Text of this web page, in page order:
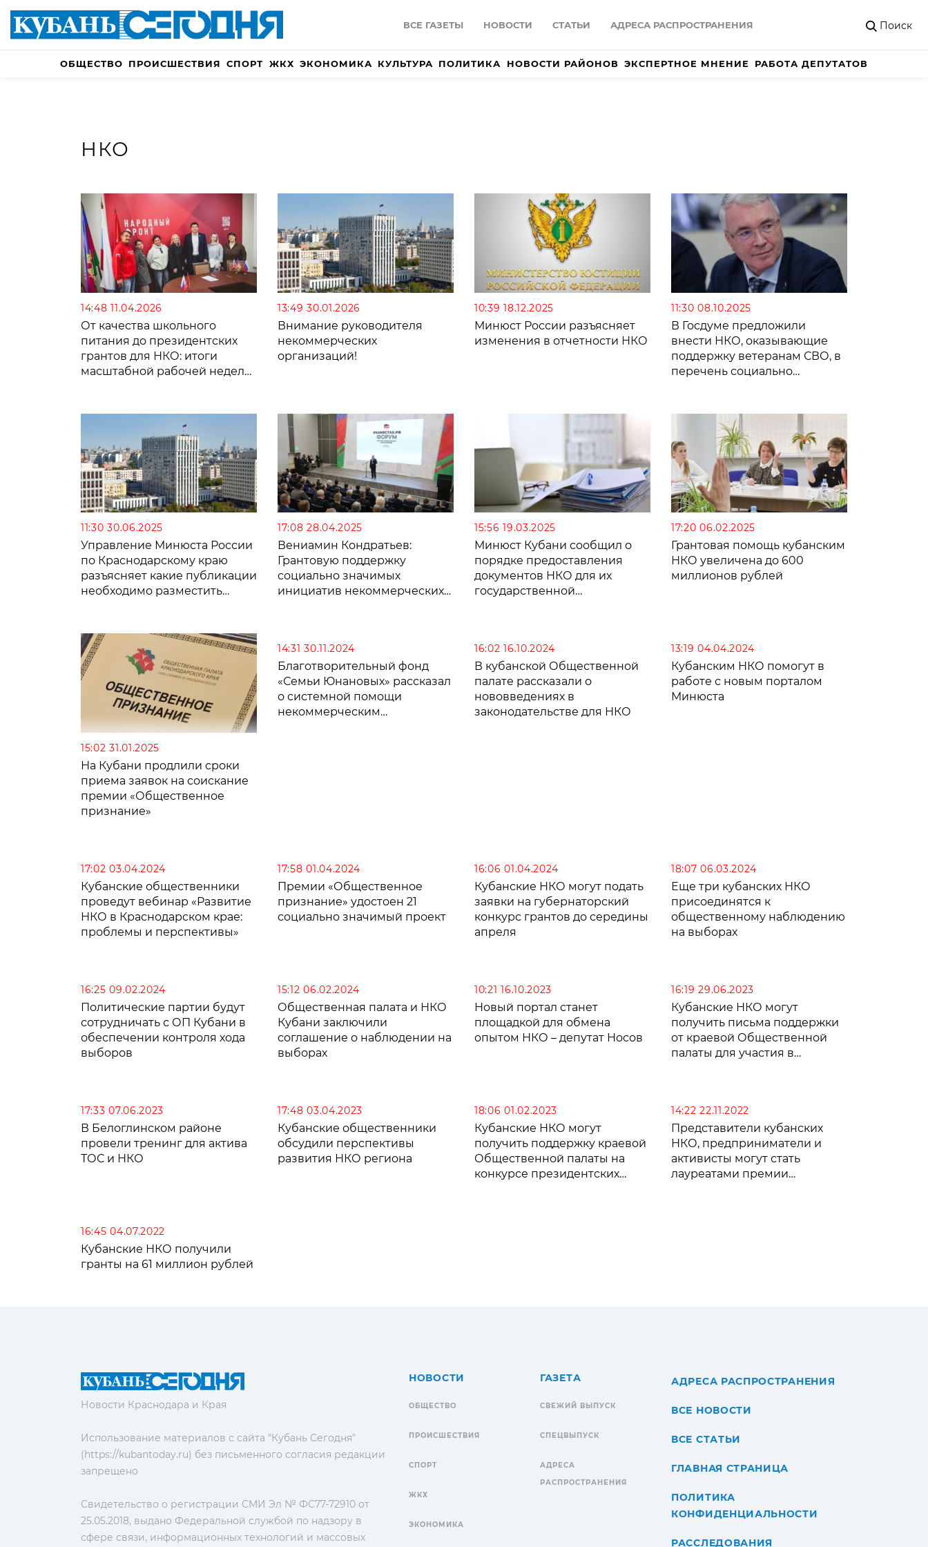
ВСЕ ГАЗЕТЫ НОВОСТИ СТАТЬИ АДРЕСА РАСПРОСТРАНЕНИЯ Поиск
ОБЩЕСТВО ПРОИСШЕСТВИЯ СПОРТ ЖКХ ЭКОНОМИКА КУЛЬТУРА ПОЛИТИКА НОВОСТИ РАЙОНОВ ЭКСПЕРТНОЕ МНЕНИЕ РАБОТА ДЕПУТАТОВ
НКО
14:48 11.04.2026
От качества школьного
питания до президентских
грантов для НКО: итоги
масштабной рабочей недели
13:49 30.01.2026
Внимание руководителя
некоммерческих
организаций!
10:39 18.12.2025
Минюст России разъясняет
изменения в отчетности НКО
11:30 08.10.2025
В Госдуме предложили
внести НКО, оказывающие
поддержку ветеранам СВО, в
перечень социально
11:30 30.06.2025
Управление Минюста России
по Краснодарскому краю
разъясняет какие публикации
необходимо разместить
решения о ее ликвидации
17:08 28.04.2025
Вениамин Кондратьев:
Грантовую поддержку
социально значимых
инициатив некоммерческих
15:56 19.03.2025
Минюст Кубани сообщил о
порядке предоставления
документов НКО для их
государственной
17:20 06.02.2025
Грантовая помощь кубанским
НКО увеличена до 600
миллионов рублей
15:02 31.01.2025
На Кубани продлили сроки
приема заявок на соискание
премии «Общественное
признание»
14:31 30.11.2024
Благотворительный фонд
«Семьи Юнановых» рассказал
о системной помощи
некоммерческим
16:02 16.10.2024
В кубанской Общественной
палате рассказали о
нововведениях в
законодательстве для НКО
13:19 04.04.2024
Кубанским НКО помогут в
работе с новым порталом
Минюста
17:02 03.04.2024
Кубанские общественники
проведут вебинар «Развитие
НКО в Краснодарском крае:
проблемы и перспективы»
17:58 01.04.2024
Премии «Общественное
признание» удостоен 21
социально значимый проект
16:06 01.04.2024
Кубанские НКО могут подать
заявки на губернаторский
конкурс грантов до середины
апреля
18:07 06.03.2024
Еще три кубанских НКО
присоединятся к
общественному наблюдению
на выборах
16:25 09.02.2024
Политические партии будут
сотрудничать с ОП Кубани в
обеспечении контроля хода
выборов
15:12 06.02.2024
Общественная палата и НКО
Кубани заключили
соглашение о наблюдении на
выборах
10:21 16.10.2023
Новый портал станет
площадкой для обмена
опытом НКО – депутат Носов
16:19 29.06.2023
Кубанские НКО могут
получить письма поддержки
от краевой Общественной
палаты для участия в
17:33 07.06.2023
В Белоглинском районе
провели тренинг для актива
ТОС и НКО
17:48 03.04.2023
Кубанские общественники
обсудили перспективы
развития НКО региона
18:06 01.02.2023
Кубанские НКО могут
получить поддержку краевой
Общественной палаты на
конкурсе президентских
14:22 22.11.2022
Представители кубанских
НКО, предприниматели и
активисты могут стать
лауреатами премии
16:45 04.07.2022
Кубанские НКО получили
гранты на 61 миллион рублей
Новости Краснодара и Края
Использование материалов с сайта "Кубань Сегодня"
(https://kubantoday.ru) без письменного согласия редакции
запрещено
Свидетельство о регистрации СМИ Эл № ФС77-72910 от
25.05.2018, выдано Федеральной службой по надзору в
сфере связи, информационных технологий и массовых
НОВОСТИ
ОБЩЕСТВО
ПРОИСШЕСТВИЯ
СПОРТ
ЖКХ
ЭКОНОМИКА
ГАЗЕТА
СВЕЖИЙ ВЫПУСК
СПЕЦВЫПУСК
АДРЕСА
РАСПРОСТРАНЕНИЯ
АДРЕСА РАСПРОСТРАНЕНИЯ
ВСЕ НОВОСТИ
ВСЕ СТАТЬИ
ГЛАВНАЯ СТРАНИЦА
ПОЛИТИКА
КОНФИДЕНЦИАЛЬНОСТИ
РАССЛЕДОВАНИЯ